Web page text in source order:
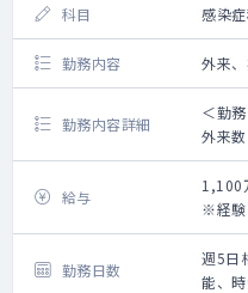
科目 感染
勤務内容 外来
勤務内容詳細
＜勤
外来
病棟
＜対
感染
給与
1,100
※経験
勤務日数
週5日
能、